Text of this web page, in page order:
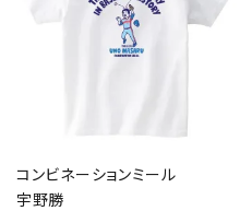
コンビネーションミール
宇野勝